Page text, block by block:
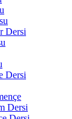
Dersi
Dersi
Dersi